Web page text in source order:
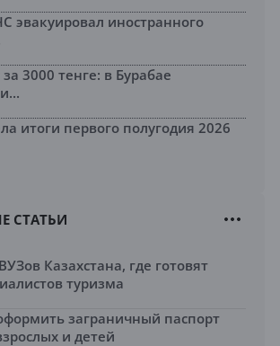
эвакуировал иностранного
3000 тенге: в Бурабае
итоги первого полугодия 2026
СТАТЬИ
Казахстана, где готовят
туризма
заграничный паспорт
и детей